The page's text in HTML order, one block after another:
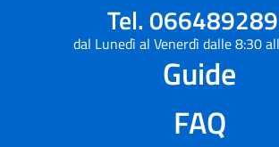
Tel.
dal Lunedì al Venerdì dalle 8:30
Guide
FAQ